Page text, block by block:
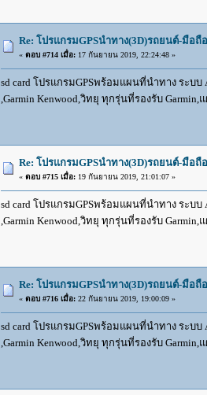
Re: โปรแกรมGPSนำทาง(3D)รถยนต์-มือ
« ตอบ #714 เมื่อ:17 กันยายน 2019, 22:24:48 »
sd card โปรแกรมGPSพร้อมแผนที่นำทาง ระบบ
,Garmin Kenwood,วิทยุ ทุกรุ่นที่รองรับ
Re: โปรแกรมGPSนำทาง(3D)รถยนต์-มือ
« ตอบ #715 เมื่อ:19 กันยายน 2019, 21:01:07 »
sd card โปรแกรมGPSพร้อมแผนที่นำทาง ระบบ
,Garmin Kenwood,วิทยุ ทุกรุ่นที่รองรับ
Re: โปรแกรมGPSนำทาง(3D)รถยนต์-มือ
« ตอบ #716 เมื่อ:22 กันยายน 2019, 19:00:09 »
sd card โปรแกรมGPSพร้อมแผนที่นำทาง ระบบ
,Garmin Kenwood,วิทยุ ทุกรุ่นที่รองรับ